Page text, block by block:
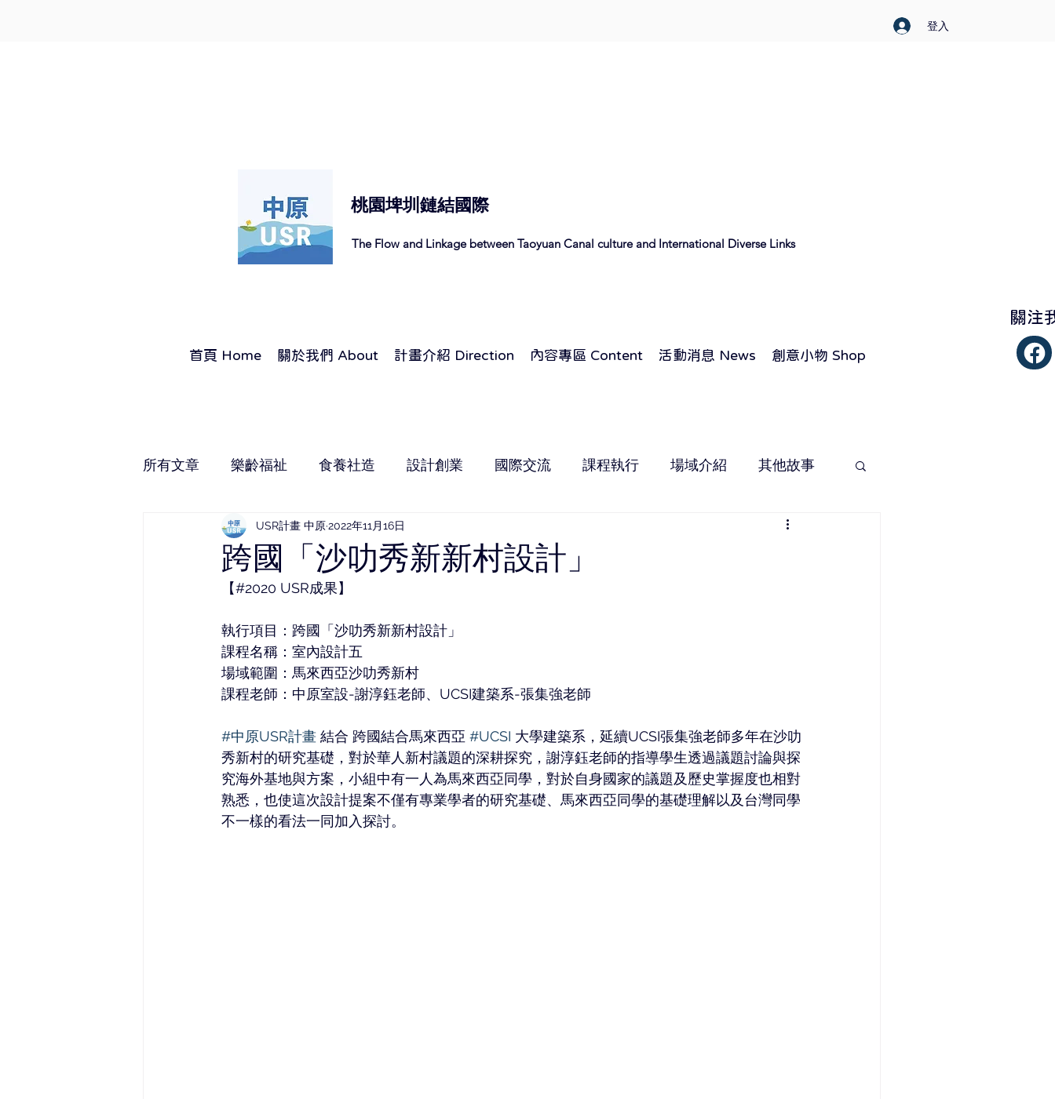
登入
關注
首頁 Home 關於我們 About 計畫介紹 Direction 內容專區 Content 活動消息 News 創意小物 Shop
桃園埤圳 鏈結國際
The Flow and Linkage between Taoyuan Canal culture and International Diverse Links
所有文章 樂齡福祉 食養社造 設計創業 國際交流 課程執行 場域介紹 其他故事
跨國「沙叻秀新新村設計」
USR計畫 中原2022年11月16日
【#2020 USR成果】
執行項目：跨國「沙叻秀新新村設計」
課程名稱：室內設計五
場域範圍：馬來西亞沙叻秀新村
課程老師：中原室設-謝淳鈺老師、UCSI建築系-張集強老師
#中原USR計畫 結合 跨國結合馬來西亞 #UCSI 大學建築系，延續UCSI張集強老師多年在沙叻
秀新村的研究基礎，對於華人新村議題的深耕探究，謝淳鈺老師的指導學生透過議題討論與探
究海外基地與方案，小組中有一人為馬來西亞同學，對於自身國家的議題及歷史掌握度也相對
熟悉，也使這次設計提案不僅有專業學者的研究基礎、馬來西亞同學的基礎理解以及台灣同學
不一樣的看法一同加入探討。